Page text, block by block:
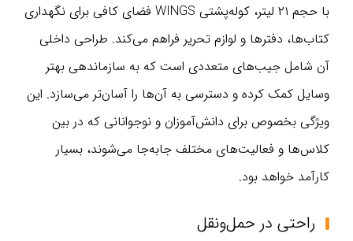
با حجم ۲۱ لیتر، کوله‌پشتی WINGS فضای کافی برای نگهداری
کتاب‌ها، دفترها و لوازم تحریر فراهم می‌کند. طراحی داخلی
آن شامل جیب‌های متعددی است که به سازماندهی بهتر
وسایل کمک کرده و دسترسی به آن‌ها را آسان‌تر می‌سازد. این
ویژگی بخصوص برای دانش‌آموزان و نوجوانانی که در بین
کلاس‌ها و فعالیت‌های مختلف جابه‌جا می‌شوند، بسیار
کارآمد خواهد بود.
راحتی در حمل‌ونقل